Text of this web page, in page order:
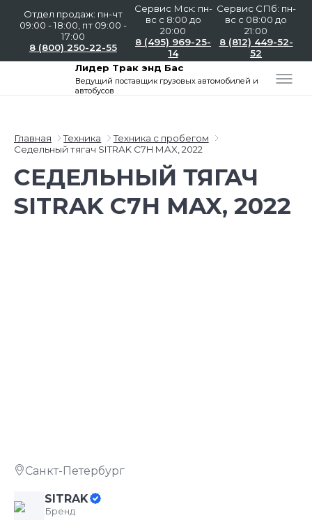
Отдел продаж: пн-чт
09:00 - 18:00, пт 09:00 -
17:00
8 (800) 250-22-55
Сервис Мск: пн-
вс с 8:00 до
20:00
8 (495) 969-25-
14
Сервис СПб: пн-
вс с 08:00 до
21:00
8 (812) 449-52-
52
Лидер Трак энд Бас
Ведущий поставщик грузовых автомобилей и
автобусов
Главная Техника
Техника с пробегом
Седельный тягач SITRAK C7H MAX, 2022
СЕДЕЛЬНЫЙ ТЯГАЧ
SITRAK C7H MAX, 2022
В НАЛИЧИИ
Санкт-Петербург
SITRAK
Бренд